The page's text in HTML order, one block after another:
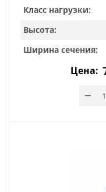
Класс нагрузки:
Высота:
Ширина сечения:
Цена: